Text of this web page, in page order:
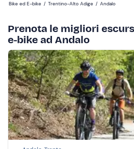
Bike ed E-bike / Trentino-Alto Adige / Andalo
Prenota le migliori
e-bike ad Andalo